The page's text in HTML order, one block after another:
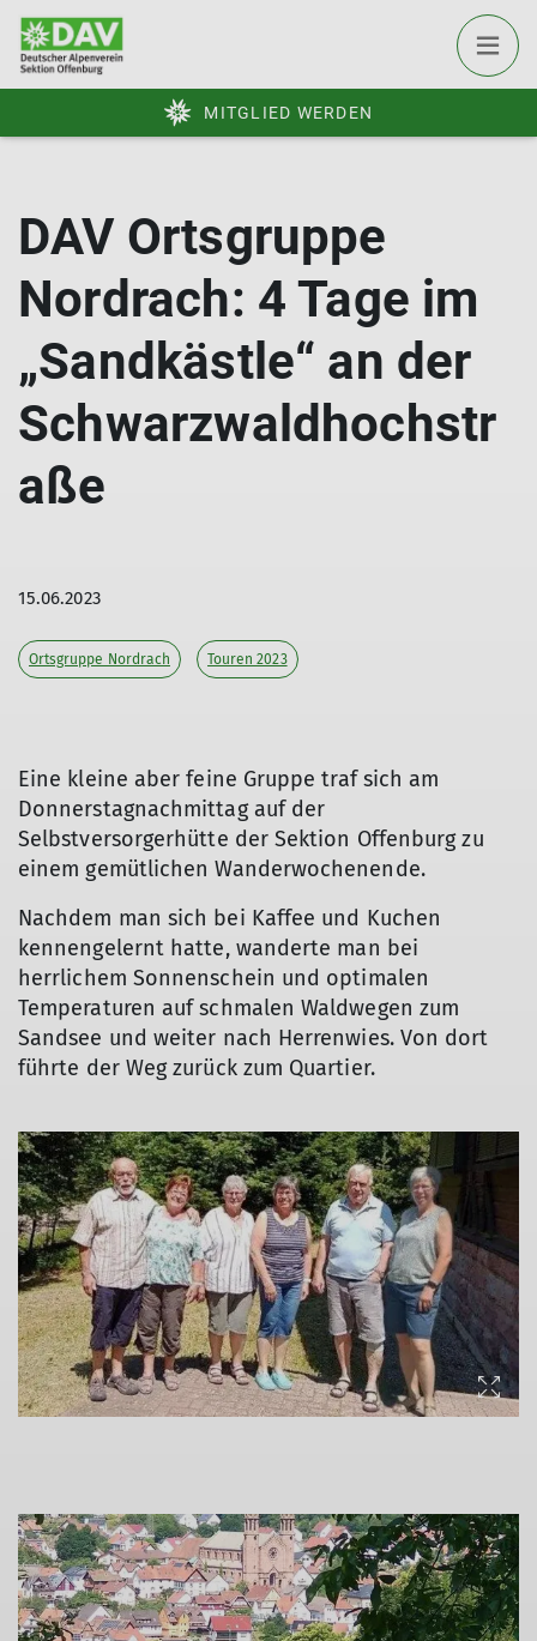
MITGLIED WERDEN
DAV Ortsgruppe
Nordrach: 4 Tage im
„Sandkästle“ an der
Schwarzwaldhochstr
aße
15.06.2023
Ortsgruppe Nordrach Touren 2023
Eine kleine aber feine Gruppe traf sich am
Donnerstagnachmittag auf der
Selbstversorgerhütte der Sektion Offenburg zu
einem gemütlichen Wanderwochenende.
Nachdem man sich bei Kaffee und Kuchen
kennengelernt hatte, wanderte man bei
herrlichem Sonnenschein und optimalen
Temperaturen auf schmalen Waldwegen zum
Sandsee und weiter nach Herrenwies. Von dort
führte der Weg zurück zum Quartier.